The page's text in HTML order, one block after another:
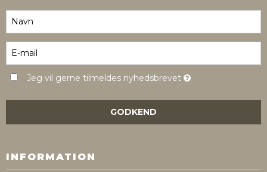
Jeg vil gerne tilmeldes nyhedsbrevet
GODKEND
INFORMATION